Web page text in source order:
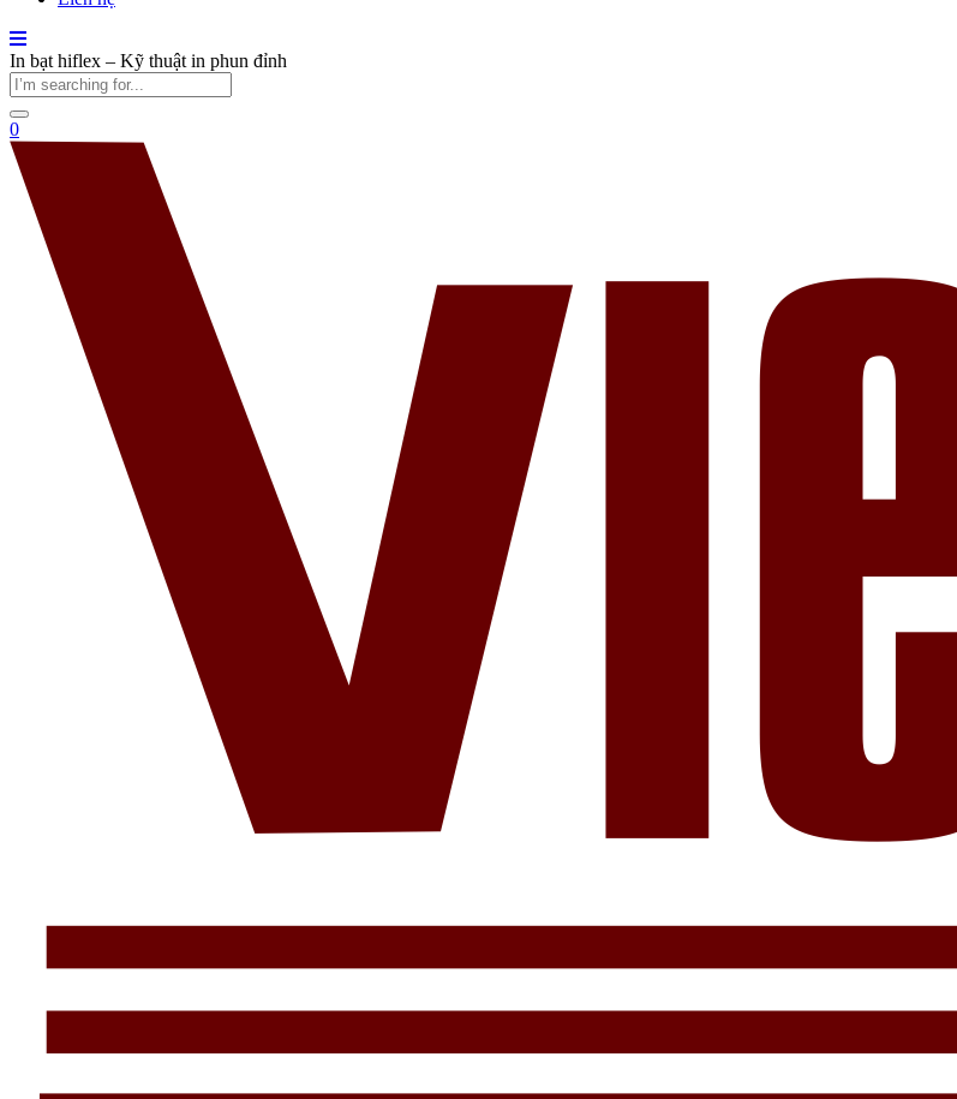
In bạt hiflex – Kỹ thuật in phun đỉnh
0